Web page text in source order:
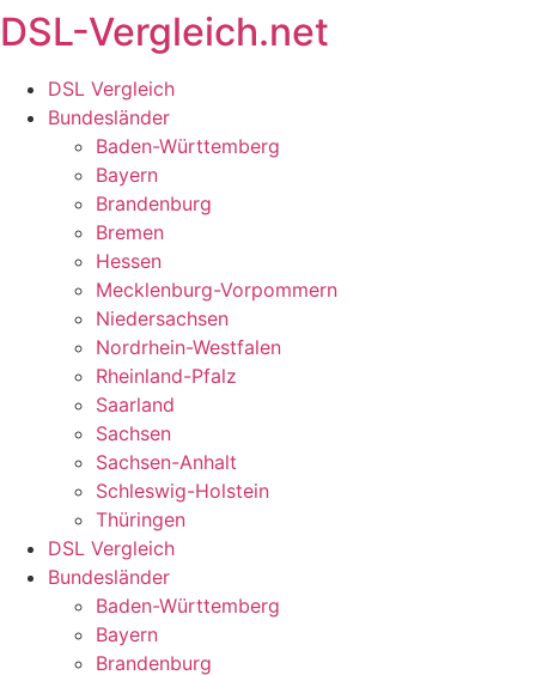
Zum
Inhalt
springen
DSL-Vergleich.net
DSL Vergleich
Bundesländer
Baden-Württemberg
Bayern
Brandenburg
Bremen
Hessen
Mecklenburg-Vorpommern
Niedersachsen
Nordrhein-Westfalen
Rheinland-Pfalz
Saarland
Sachsen
Sachsen-Anhalt
Schleswig-Holstein
Thüringen
DSL Vergleich
Bundesländer
Baden-Württemberg
Bayern
Brandenburg